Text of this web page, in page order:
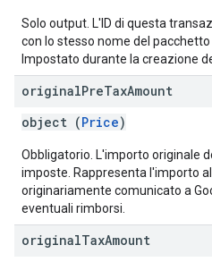
Solo output. L'ID di questa
con lo stesso nome del pacchetto
Impostato durante la creazione
originalPreTaxAmount
object (Price)
Obbligatorio. L'importo originale
imposte. Rappresenta l'importo
originariamente comunicato a
eventuali rimborsi.
originalTaxAmount